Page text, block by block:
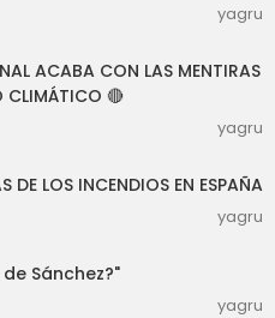
yagru
ACABA CON LAS MENTIRAS
CLIMÁTICO 🔴
yagru
DE LOS INCENDIOS EN ESPAÑA
yagru
Sánchez?"
yagru